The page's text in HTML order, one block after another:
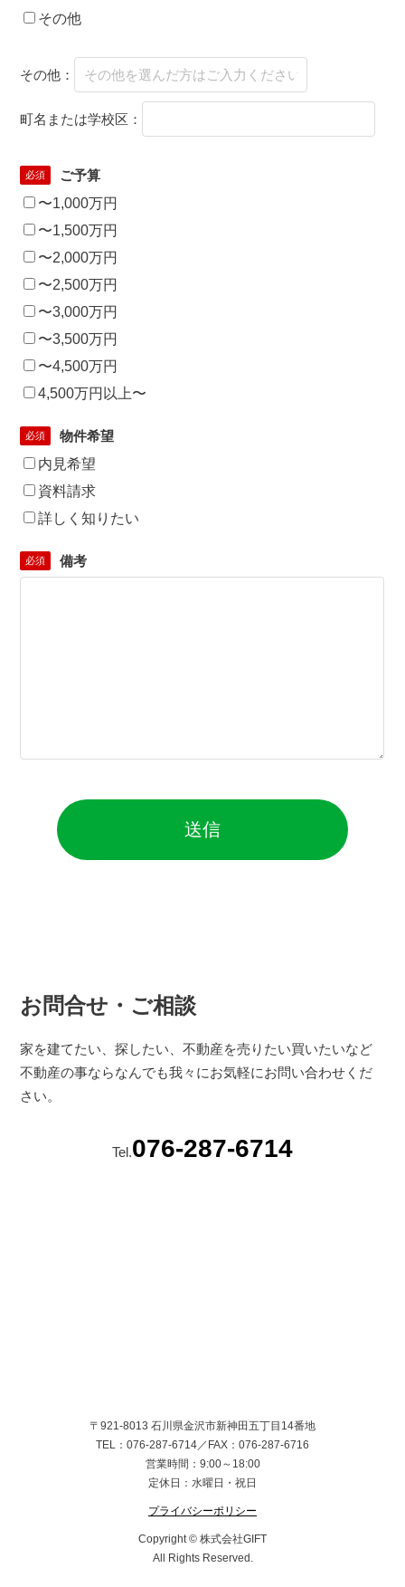
その他
その他：
町名または学校区：
必須
ご予算
〜1,000万円
〜1,500万円
〜2,000万円
〜2,500万円
〜3,000万円
〜3,500万円
〜4,500万円
4,500万円以上〜
必須
物件希望
内見希望
資料請求
詳しく知りたい
必須 備考
お問合せ・ご相談
家を建てたい、探したい、不動産を売りたい買いたいなど
不動産の事ならなんでも我々にお気軽にお問い合わせくだ
さい。
Tel.076-287-6714
〒921-8013 石川県金沢市新神田五丁目14番地
TEL：076-287-6714／FAX：076-287-6716
営業時間：9:00～18:00
定休日：水曜日・祝日
プライバシーポリシー
Copyright © 株式会社GIFT
All Rights Reserved.